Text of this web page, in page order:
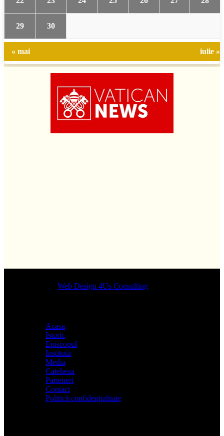
29 30
« mai iulie »
Designed byWeb Design 4Us Consulting
Acasa
Istoric
Episcopul
Institutii
Media
Cateheza
Parteneri
Contact
Politică confidențialitate